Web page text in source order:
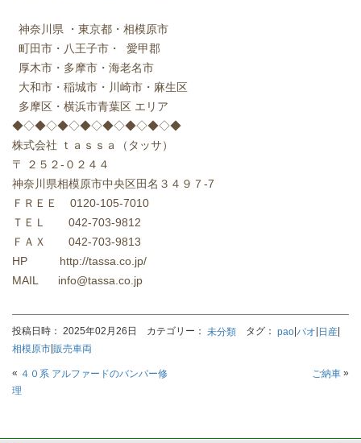
神奈川県 ・東京都・相模原市
町田市・八王子市・ 愛甲郡
厚木市・多摩市・海老名市
大和市・稲城市・川崎市・麻生区
多摩区・横浜市青葉区 エリア
◆◇◆◇◆◇◆◇◆◇◆◇◆◇◆
株式会社 ｔａｓｓａ（タッサ）
〒 ２５２-０２４４
神奈川県相模原市中央区田名３４９７-7
ＦＲＥＥ 0120-105-7010
ＴＥＬ 042-703-9812
ＦＡＸ 042-703-9813
HP http://tassa.co.jp/
MAIL info@tassa.co.jp
投稿日時： 2025年02月26日 カテゴリー： 未分類 タグ： pao パオ 日産
相模原市 販売車両
« ４０系 アルファードのバンパー修
理
ご納車 »